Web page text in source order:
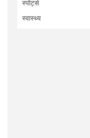
स्पोर्ट्स
स्वास्थ्य